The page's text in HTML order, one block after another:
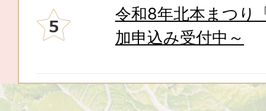
令和8年北本まつり
加申込み受付中～